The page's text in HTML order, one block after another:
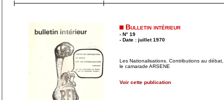
Bulletin intérieur
- N° 19
- Date : juillet 1970
Les Nationalisations. Contributions au
le camarade ARSENE
Voir cette publication